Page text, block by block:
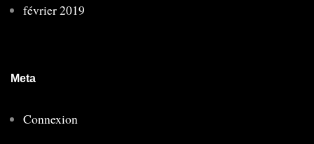
février 2019
Meta
Connexion